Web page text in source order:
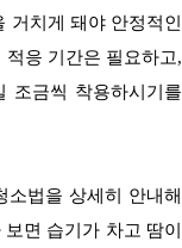
거치게 돼야 안정적인
적응 기간은 필요하고,
조금씩 착용하시기를
소법을 상세히 안내해
면 습기가 차고 땀이